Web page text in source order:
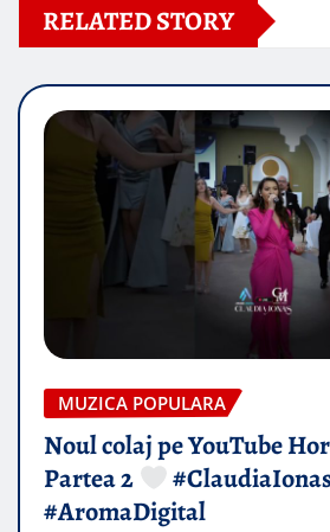
RELATED STORY
MUZICA POPULARA
Noul colaj pe YouTube
Partea 2
#AromaDigital